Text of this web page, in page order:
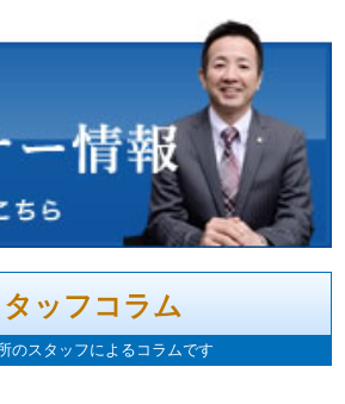
ッフコラム
のスタッフによるコラムです